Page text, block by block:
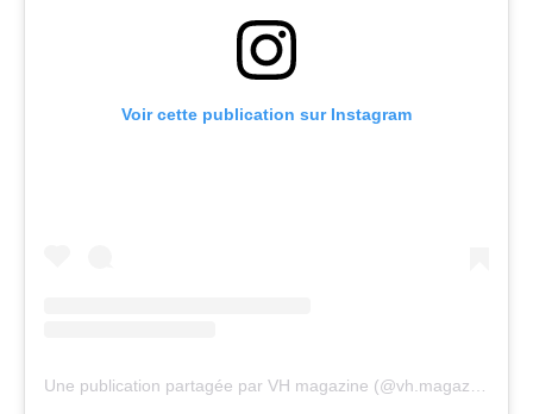
Voir cette publication sur Instagram
Une publication partagée par VH magazine (@vh.magazine)